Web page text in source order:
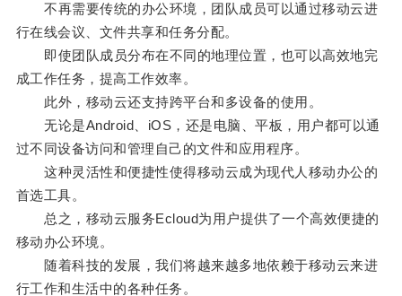
不再需要传统的办公环境，团队成员可以通过移动云进
行在线会议、文件共享和任务分配。
即使团队成员分布在不同的地理位置，也可以高效地完
成工作任务，提高工作效率。
此外，移动云还支持跨平台和多设备的使用。
无论是Android、iOS，还是电脑、平板，用户都可以通
过不同设备访问和管理自己的文件和应用程序。
这种灵活性和便捷性使得移动云成为现代人移动办公的
首选工具。
总之，移动云服务Ecloud为用户提供了一个高效便捷的
移动办公环境。
随着科技的发展，我们将越来越多地依赖于移动云来进
行工作和生活中的各种任务。